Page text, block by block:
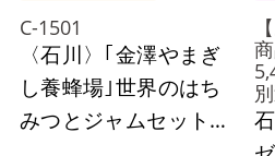
C-1501
〈石川〉｢金澤やまぎ
し養蜂場｣世界のはち
みつとジャムセット※